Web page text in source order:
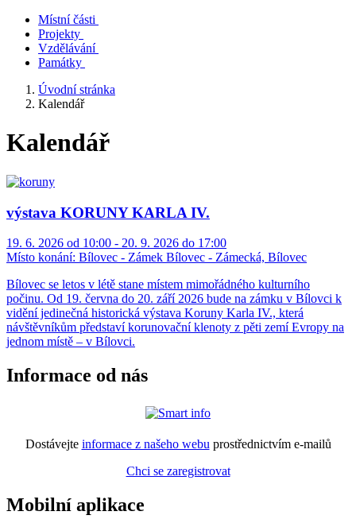
Místní části
Projekty
Vzdělávání
Památky
Úvodní stránka
Kalendář
Kalendář
výstava KORUNY KARLA IV.
19. 6. 2026 od 10:00 - 20. 9. 2026 do 17:00
Místo konání: Bílovec - Zámek Bílovec - Zámecká, Bílovec
Bílovec se letos v létě stane místem mimořádného kulturního
počinu. Od 19. června do 20. září 2026 bude na zámku v Bílovci k
vidění jedinečná historická výstava Koruny Karla IV., která
návštěvníkům představí korunovační klenoty z pěti zemí Evropy na
jednom místě – v Bílovci.
Informace od nás
Dostávejte informace z našeho webu prostřednictvím e-mailů
Chci se zaregistrovat
Mobilní aplikace